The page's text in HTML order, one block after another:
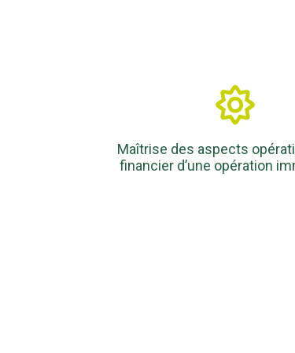
Maîtrise des aspects
financier d’une opération